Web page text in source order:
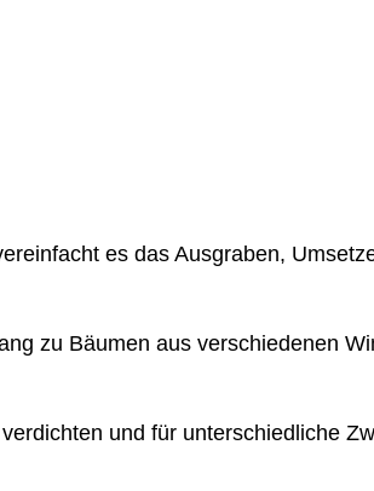
es das Ausgraben,
zu Bäumen aus verschiedenen
und für unterschiedliche